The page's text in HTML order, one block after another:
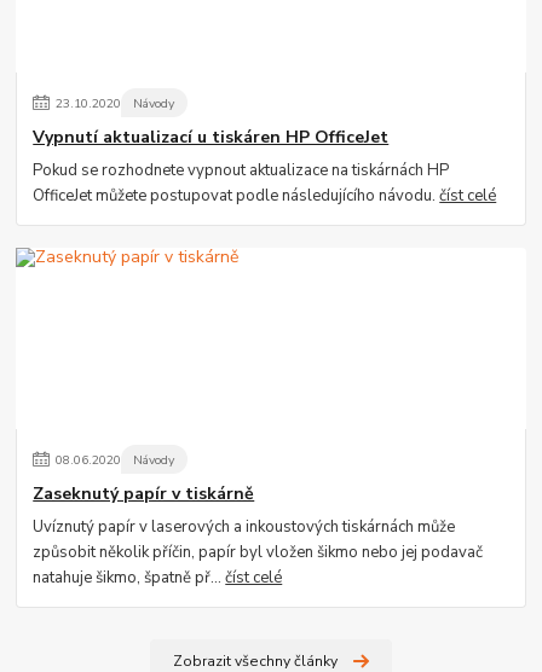
23.10.2020 Návody
Vypnutí aktualizací u tiskáren HP OfficeJet
Pokud se rozhodnete vypnout aktualizace na tiskárnách HP
OfficeJet můžete postupovat podle následujícího návodu.číst celé
08.06.2020 Návody
Zaseknutý papír v tiskárně
Uvíznutý papír v laserových a inkoustových tiskárnách může
způsobit několik příčin, papír byl vložen šikmo nebo jej podavač
natahuje šikmo, špatně př...číst celé
Zobrazit všechny články